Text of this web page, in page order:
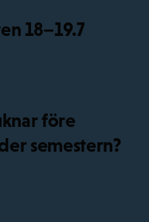
18–19.7
före
semestern?